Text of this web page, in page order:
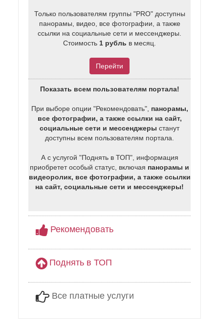
Только пользователям группы "PRO" доступны
панорамы, видео, все фотографии, а также
ссылки на социальные сети и мессенджеры.
Стоимость 1 рубль в месяц.
Перейти
Показать всем пользователям портала!
При выборе опции "Рекомендовать", панорамы,
все фотографии, а также ссылки на сайт,
социальные сети и мессенджеры станут
доступны всем пользователям портала.
А с услугой "Поднять в ТОП", информация
приобретет особый статус, включая панорамы и
видеоролик, все фотографии, а также ссылки
на сайт, социальные сети и мессенджеры!
Рекомендовать
Поднять в ТОП
Все платные услуги